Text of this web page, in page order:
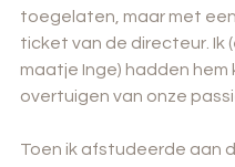
toegelaten, maar met
ticket van de directeur. Ik
maatje Inge) hadden hem
overtuigen van onze
Toen ik afstudeerde aan